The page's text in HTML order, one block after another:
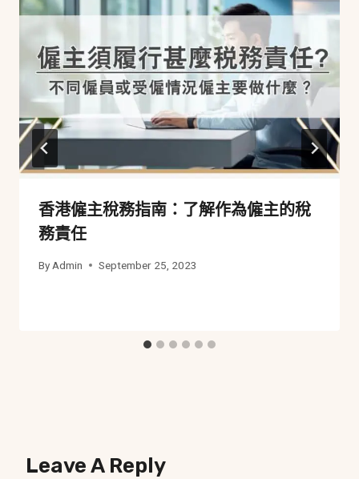
香港僱主稅務指南：了解作為僱主的稅
務責任
By Admin September 25, 2023
Leave A Reply